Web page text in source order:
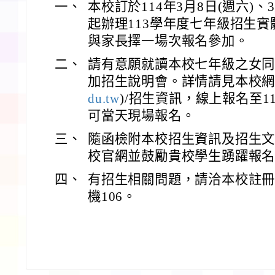
一、
本校訂於114年3月8日(週六)、
起辦理113學年度七年級招生
與家長擇一場次報名參加。
二、
請有意願就讀本校七年級之女
加招生說明會。詳情請見本校
du.tw)/招生資訊，線上報名至
可當天現場報名。
三、
隨函檢附本校招生資訊及招生
校官網並鼓勵貴校學生踴躍報
四、
有招生相關問題，請洽本校註
機106。